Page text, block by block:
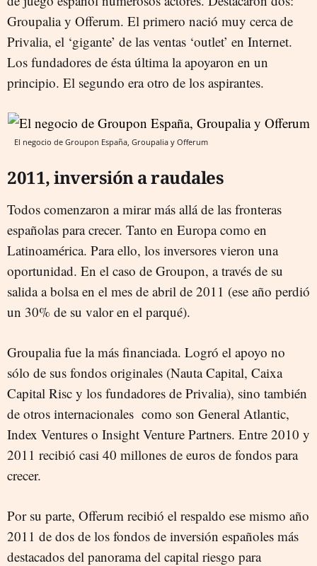
Groupalia y Offerum. El primero nació muy cerca de
Privalia, el ‘gigante’ de las ventas ‘outlet’ en Internet.
Los fundadores de ésta última la apoyaron en un
principio. El segundo era otro de los aspirantes.
El negocio de Groupon España, Groupalia y Offerum
2011, inversión a raudales
Todos comenzaron a mirar más allá de las fronteras
españolas para crecer. Tanto en Europa como en
Latinoamérica. Para ello, los inversores vieron una
oportunidad. En el caso de Groupon, a través de su
salida a bolsa en el mes de abril de 2011 (ese año perdió
un 30% de su valor en el parqué).
Groupalia fue la más financiada. Logró el apoyo no
sólo de sus fondos originales (Nauta Capital, Caixa
Capital Risc y los fundadores de Privalia), sino también
de otros internacionales como son General Atlantic,
Index Ventures o Insight Venture Partners. Entre 2010 y
2011 recibió casi 40 millones de euros de fondos para
crecer.
Por su parte, Offerum recibió el respaldo ese mismo año
2011 de dos de los fondos de inversión españoles más
destacados del panorama del capital riesgo para